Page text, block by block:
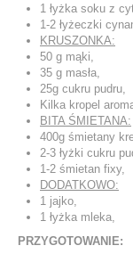
1 łyżka soku z
1-2 łyżeczki
KRUSZONKA:
50 g mąki,
35 g masła,
25g cukru pudru,
Kilka kropel
BITA ŚMIETANA:
400g śmietany
2-3 łyżki cukru
1-2 śmietan fixy,
DODATKOWO:
1 jajko,
1 łyżka mleka,
PRZYGOTOWANIE: